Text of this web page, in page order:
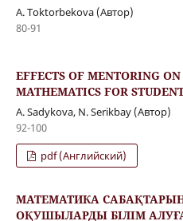
A. Toktorbekova (Автор)
80-91
EFFECTS OF MENTORING
MATHEMATICS FOR
A. Sadykova, N. Serikbay (Автор)
92-100
pdf (Английский)
МАТЕМАТИКА
ОҚУШЫЛАРДЫ БІЛІМ